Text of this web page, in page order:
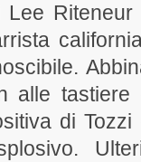
Riteneur
alle
di